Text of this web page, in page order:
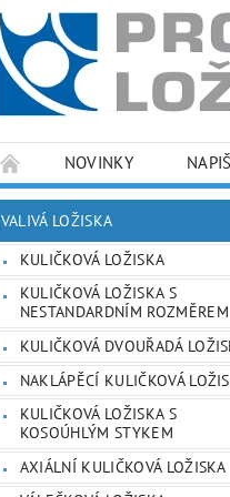
NOVINKY
PODMÍNKY OCHRANY
VALIVÁ LOŽISKA
KULIČKOVÁ LOŽISKA
KULIČKOVÁ LOŽISKA S
NESTANDARDNÍM ROZMĚREM
KULIČKOVÁ DVOUŘADÁ
NAKLÁPĚCÍ KULIČKOVÁ
KULIČKOVÁ LOŽISKA S
KOSOÚHLÝM STYKEM
AXIÁLNÍ KULIČKOVÁ LOŽISKA